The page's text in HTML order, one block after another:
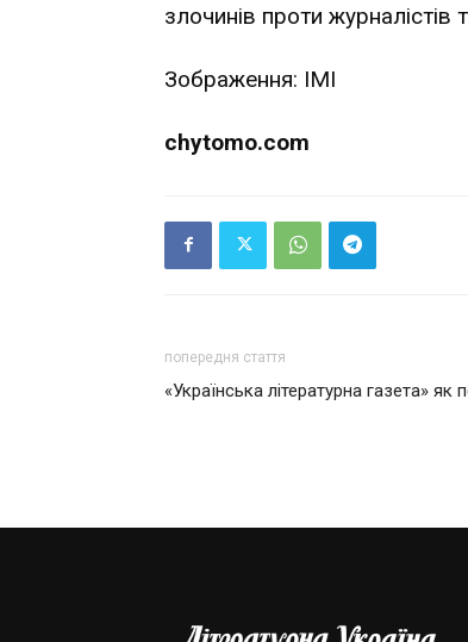
злочинів проти журналістів
Зображення: ІМІ
chytomo.com
попередня стаття
«Українська літературна газета» як